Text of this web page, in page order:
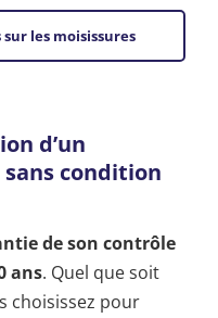
les moisissures
d’un
condition
de son contrôle
ans. Quel que soit
choisissez pour